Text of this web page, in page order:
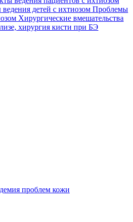
детей с ихтиозом Проблемы
Хирургические вмешательства
хирургия кисти при БЭ
проблем кожи